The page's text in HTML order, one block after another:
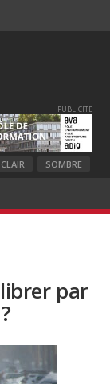
PUBLICITE
CLAIR SOMBRE
par